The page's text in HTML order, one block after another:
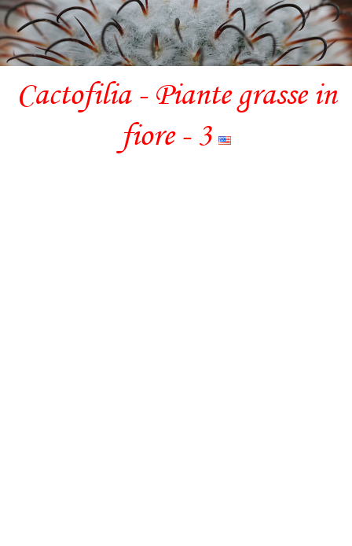
Cactofilia - Piante grasse in
fiore - 3